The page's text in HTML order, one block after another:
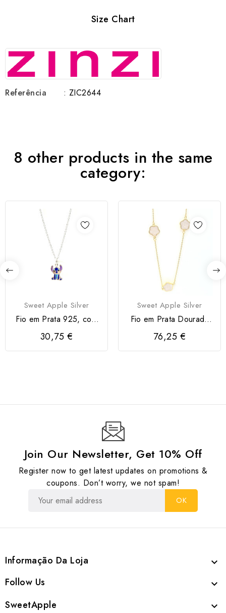
Size Chart
Referência : ZIC2644
8 other products in the same
category:
Sweet Apple Silver
Fio em Prata 925, com
Stitch Azul
30,75 €
Sweet Apple Silver
Fio em Prata Dourada
925 com Flores Rosa...
76,25 €
Join Our Newsletter, Get 10% Off
Register now to get latest updates on promotions &
coupons. Don’t worry, we not spam!
Informação Da Loja 
Follow Us 
SweetApple 